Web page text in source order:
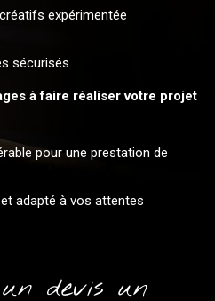
expérimentée
sécurisés
à faire réaliser votre projet
pour une prestation de
adapté à vos attentes
devis un